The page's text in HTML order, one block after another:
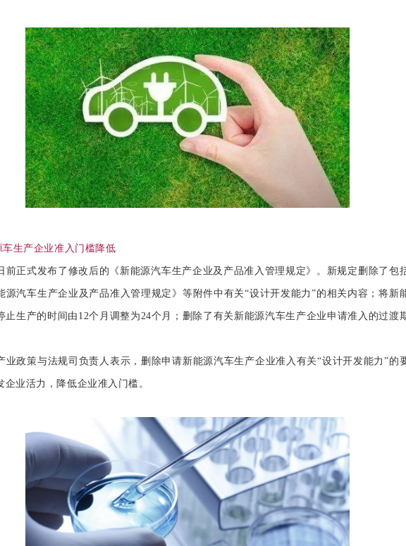
车生产企业准入门槛降低
式发布了修改后的《新能源汽车生产企业及产品准入管理规定》。新规定删除了包
源汽车生产企业及产品准入管理规定》等附件中有关“设计开发能力”的相关内容；将新
止生产的时间由12个月调整为24个月；删除了有关新能源汽车生产企业申请准入的过渡
策与法规司负责人表示，删除申请新能源汽车生产企业准入有关“设计开发能力”的
企业活力，降低企业准入门槛。